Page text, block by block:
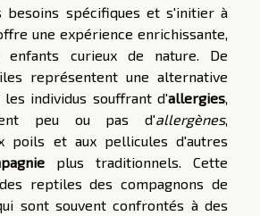
besoins spécifiques et s'initier à
une expérience enrichissante,
curieux de nature. De
représentent une alternative
individus souffrant d'allergies
peu ou pas d'allergènes,
poils et aux pellicules d'autres
plus traditionnels. Cette
reptiles des compagnons de
sont souvent confrontés à des